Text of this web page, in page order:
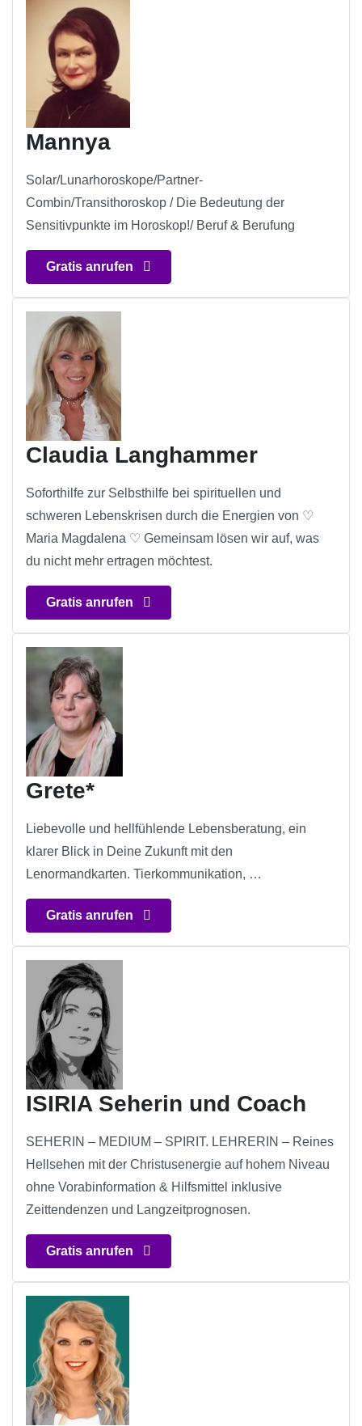
Mannya
Solar/Lunarhoroskope/Partner-
Combin/Transithoroskop / Die Bedeutung der
Sensitivpunkte im Horoskop!/ Beruf & Berufung
Gratis anrufen
Claudia Langhammer
Soforthilfe zur Selbsthilfe bei spirituellen und
schweren Lebenskrisen durch die Energien von ♡
Maria Magdalena ♡ Gemeinsam lösen wir auf, was
du nicht mehr ertragen möchtest.
Gratis anrufen
Grete*
Liebevolle und hellfühlende Lebensberatung, ein
klarer Blick in Deine Zukunft mit den
Lenormandkarten. Tierkommunikation, …
Gratis anrufen
ISIRIA Seherin und Coach
SEHERIN – MEDIUM – SPIRIT. LEHRERIN – Reines
Hellsehen mit der Christusenergie auf hohem Niveau
ohne Vorabinformation & Hilfsmittel inklusive
Zeittendenzen und Langzeitprognosen.
Gratis anrufen